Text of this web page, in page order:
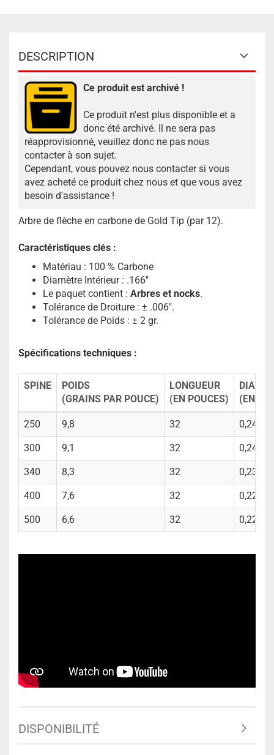
DESCRIPTION
Ce produit est archivé !
Ce produit n'est plus disponible et a
donc été archivé. Il ne sera pas
réapprovisionné, veuillez donc ne pas nous
contacter à son sujet.
Cependant, vous pouvez nous contacter si vous
avez acheté ce produit chez nous et que vous avez
besoin d'assistance !
Arbre de flèche en carbone de Gold Tip (par 12).
Caractéristiques clés :
Matériau : 100 % Carbone
Diamètre Intérieur : .166"
Le paquet contient : Arbres et nocks.
Tolérance de Droiture : ± .006".
Tolérance de Poids : ± 2 gr.
Spécifications techniques :
SPINE
POIDS
(GRAINS PAR POUCE)
LONGUEUR
(EN POUCES)
(EN
250 9,8 32 0,245
300 9,1 32 0,240
340 8,3 32 0,234
400 7,6 32 0,229
500 6,6 32 0,222
DISPONIBILITÉ